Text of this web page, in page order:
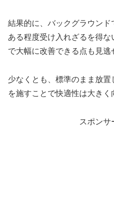
結果的に、バックグラウン
ある程度受け入れざるを得
で大幅に改善できる点も見逃
少なくとも、標準のまま放
を施すことで快適性は大きく
スポンサ